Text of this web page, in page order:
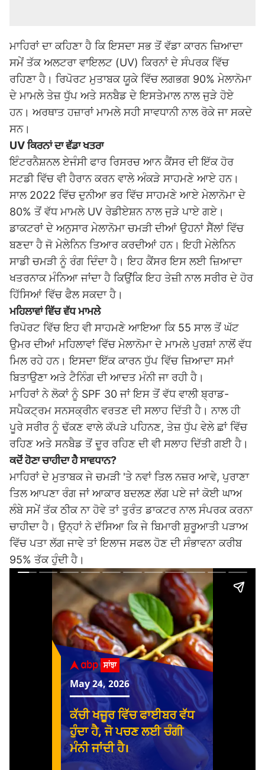
ਮਾਹਿਰਾਂ ਦਾ ਕਹਿਣਾ ਹੈ ਕਿ ਇਸਦਾ ਸਭ ਤੋਂ ਵੱਡਾ ਕਾਰਨ ਜ਼ਿਆਦਾ
ਸਮੇਂ ਤੱਕ ਅਲਟਰਾ ਵਾਇਲਟ (UV) ਕਿਰਨਾਂ ਦੇ ਸੰਪਰਕ ਵਿੱਚ
ਰਹਿਣਾ ਹੈ। ਰਿਪੋਰਟ ਮੁਤਾਬਕ ਯੂਕੇ ਵਿੱਚ ਲਗਭਗ 90% ਮੇਲਾਨੋਮਾ
ਦੇ ਮਾਮਲੇ ਤੇਜ਼ ਧੁੱਪ ਅਤੇ ਸਨਬੈਡ ਦੇ ਇਸਤੇਮਾਲ ਨਾਲ ਜੁੜੇ ਹੋਏ
ਹਨ। ਅਰਥਾਤ ਹਜ਼ਾਰਾਂ ਮਾਮਲੇ ਸਹੀ ਸਾਵਧਾਨੀ ਨਾਲ ਰੋਕੇ ਜਾ ਸਕਦੇ
ਸਨ।
UV ਕਿਰਨਾਂ ਦਾ ਵੱਡਾ ਖਤਰਾ
ਇੰਟਰਨੈਸ਼ਨਲ ਏਜੰਸੀ ਫਾਰ ਰਿਸਰਚ ਆਨ ਕੈਂਸਰ ਦੀ ਇੱਕ ਹੋਰ
ਸਟਡੀ ਵਿੱਚ ਵੀ ਹੈਰਾਨ ਕਰਨ ਵਾਲੇ ਅੰਕੜੇ ਸਾਹਮਣੇ ਆਏ ਹਨ।
ਸਾਲ 2022 ਵਿੱਚ ਦੁਨੀਆ ਭਰ ਵਿੱਚ ਸਾਹਮਣੇ ਆਏ ਮੇਲਾਨੋਮਾ ਦੇ
80% ਤੋਂ ਵੱਧ ਮਾਮਲੇ UV ਰੇਡੀਏਸ਼ਨ ਨਾਲ ਜੁੜੇ ਪਾਏ ਗਏ।
ਡਾਕਟਰਾਂ ਦੇ ਅਨੁਸਾਰ ਮੇਲਾਨੋਮਾ ਚਮੜੀ ਦੀਆਂ ਉਹਨਾਂ ਸੈੱਲਾਂ ਵਿੱਚ
ਬਣਦਾ ਹੈ ਜੋ ਮੇਲੇਨਿਨ ਤਿਆਰ ਕਰਦੀਆਂ ਹਨ। ਇਹੀ ਮੇਲੇਨਿਨ
ਸਾਡੀ ਚਮੜੀ ਨੂੰ ਰੰਗ ਦਿੰਦਾ ਹੈ। ਇਹ ਕੈਂਸਰ ਇਸ ਲਈ ਜ਼ਿਆਦਾ
ਖਤਰਨਾਕ ਮੰਨਿਆ ਜਾਂਦਾ ਹੈ ਕਿਉਂਕਿ ਇਹ ਤੇਜ਼ੀ ਨਾਲ ਸਰੀਰ ਦੇ ਹੋਰ
ਹਿੱਸਿਆਂ ਵਿੱਚ ਫੈਲ ਸਕਦਾ ਹੈ।
ਮਹਿਲਾਵਾਂ ਵਿੱਚ ਵੱਧ ਮਾਮਲੇ
ਰਿਪੋਰਟ ਵਿੱਚ ਇਹ ਵੀ ਸਾਹਮਣੇ ਆਇਆ ਕਿ 55 ਸਾਲ ਤੋਂ ਘੱਟ
ਉਮਰ ਦੀਆਂ ਮਹਿਲਾਵਾਂ ਵਿੱਚ ਮੇਲਾਨੋਮਾ ਦੇ ਮਾਮਲੇ ਪੁਰਸ਼ਾਂ ਨਾਲੋਂ ਵੱਧ
ਮਿਲ ਰਹੇ ਹਨ। ਇਸਦਾ ਇੱਕ ਕਾਰਨ ਧੁੱਪ ਵਿੱਚ ਜ਼ਿਆਦਾ ਸਮਾਂ
ਬਿਤਾਉਣਾ ਅਤੇ ਟੈਨਿੰਗ ਦੀ ਆਦਤ ਮੰਨੀ ਜਾ ਰਹੀ ਹੈ।
ਮਾਹਿਰਾਂ ਨੇ ਲੋਕਾਂ ਨੂੰ SPF 30 ਜਾਂ ਇਸ ਤੋਂ ਵੱਧ ਵਾਲੀ ਬ੍ਰਾਡ-
ਸਪੈਕਟ੍ਰਮ ਸਨਸਕ੍ਰੀਨ ਵਰਤਣ ਦੀ ਸਲਾਹ ਦਿੱਤੀ ਹੈ। ਨਾਲ ਹੀ
ਪੂਰੇ ਸਰੀਰ ਨੂੰ ਢੱਕਣ ਵਾਲੇ ਕੱਪੜੇ ਪਹਿਨਣ, ਤੇਜ਼ ਧੁੱਪ ਵੇਲੇ ਛਾਂ ਵਿੱਚ
ਰਹਿਣ ਅਤੇ ਸਨਬੈਡ ਤੋਂ ਦੂਰ ਰਹਿਣ ਦੀ ਵੀ ਸਲਾਹ ਦਿੱਤੀ ਗਈ ਹੈ।
ਕਦੋਂ ਹੋਣਾ ਚਾਹੀਦਾ ਹੈ ਸਾਵਧਾਨ?
ਮਾਹਿਰਾਂ ਦੇ ਮੁਤਾਬਕ ਜੇ ਚਮੜੀ 'ਤੇ ਨਵਾਂ ਤਿਲ ਨਜ਼ਰ ਆਵੇ, ਪੁਰਾਣਾ
ਤਿਲ ਆਪਣਾ ਰੰਗ ਜਾਂ ਆਕਾਰ ਬਦਲਣ ਲੱਗ ਪਏ ਜਾਂ ਕੋਈ ਘਾਅ
ਲੰਬੇ ਸਮੇਂ ਤੱਕ ਠੀਕ ਨਾ ਹੋਵੇ ਤਾਂ ਤੁਰੰਤ ਡਾਕਟਰ ਨਾਲ ਸੰਪਰਕ ਕਰਨਾ
ਚਾਹੀਦਾ ਹੈ। ਉਨ੍ਹਾਂ ਨੇ ਦੱਸਿਆ ਕਿ ਜੇ ਬਿਮਾਰੀ ਸ਼ੁਰੂਆਤੀ ਪੜਾਅ
ਵਿੱਚ ਪਤਾ ਲੱਗ ਜਾਵੇ ਤਾਂ ਇਲਾਜ ਸਫਲ ਹੋਣ ਦੀ ਸੰਭਾਵਨਾ ਕਰੀਬ
95% ਤੱਕ ਹੁੰਦੀ ਹੈ।